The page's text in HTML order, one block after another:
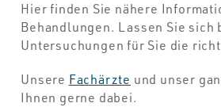
Hier finden Sie nähere
Behandlungen. Lassen Sie sich
Untersuchungen für Sie die
Unsere Fachärzte und unser
Ihnen gerne dabei.